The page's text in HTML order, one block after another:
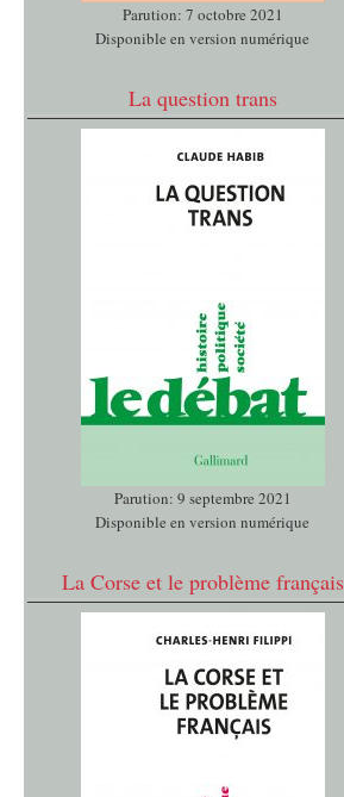
Parution: 7 octobre 2021
Disponible en version numérique
La question trans
Parution: 9 septembre 2021
Disponible en version numérique
La Corse et le problème français